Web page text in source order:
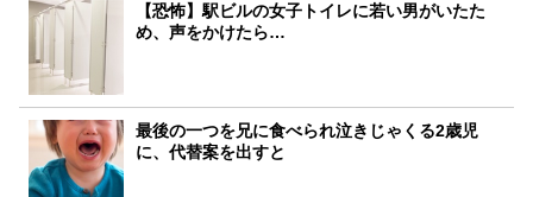
【恐怖】駅ビルの女子トイレに若い男がいたた
め、声をかけたら…
最後の一つを兄に食べられ泣きじゃくる2歳児
に、代替案を出すと